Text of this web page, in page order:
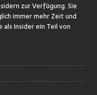
zur Verfügung. Sie
immer mehr Zeit und
Insider ein Teil von